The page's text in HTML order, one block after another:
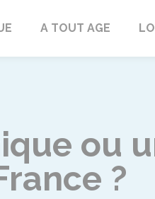
A TOUT AGE
ou
?